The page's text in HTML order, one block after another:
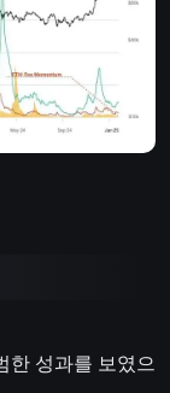
한 성과를 보였으